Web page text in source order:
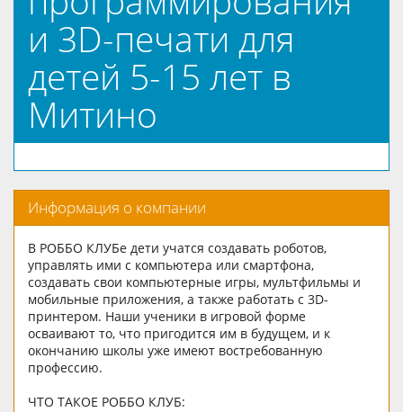
и 3D-печати для
детей 5-15 лет в
Митино
Информация о компании
В РОББО КЛУБе дети учатся создавать роботов,
управлять ими с компьютера или смартфона,
создавать свои компьютерные игры, мультфильмы и
мобильные приложения, а также работать с 3D-
принтером. Наши ученики в игровой форме
осваивают то, что пригодится им в будущем, и к
окончанию школы уже имеют востребованную
профессию.
ЧТО ТАКОЕ РОББО КЛУБ: